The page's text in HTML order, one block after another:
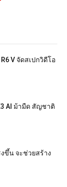
V จัดสเปกวิดีโอ
AI ม้ามืด สัญชาติ
ขึ้น จะช่วยสร้าง